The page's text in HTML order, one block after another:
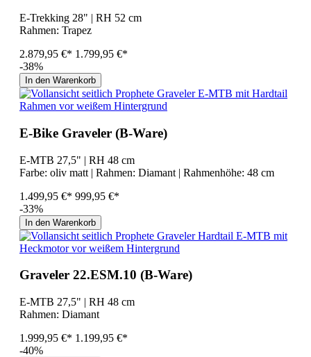
E-Trekking 28" | RH 52 cm
Rahmen: Trapez
2.879,95 €* 1.799,95 €*
-38%
In den Warenkorb
E-Bike Graveler (B-Ware)
E-MTB 27,5" | RH 48 cm
Farbe: oliv matt | Rahmen: Diamant | Rahmenhöhe: 48 cm
1.499,95 €* 999,95 €*
-33%
In den Warenkorb
Graveler 22.ESM.10 (B-Ware)
E-MTB 27,5" | RH 48 cm
Rahmen: Diamant
1.999,95 €* 1.199,95 €*
-40%